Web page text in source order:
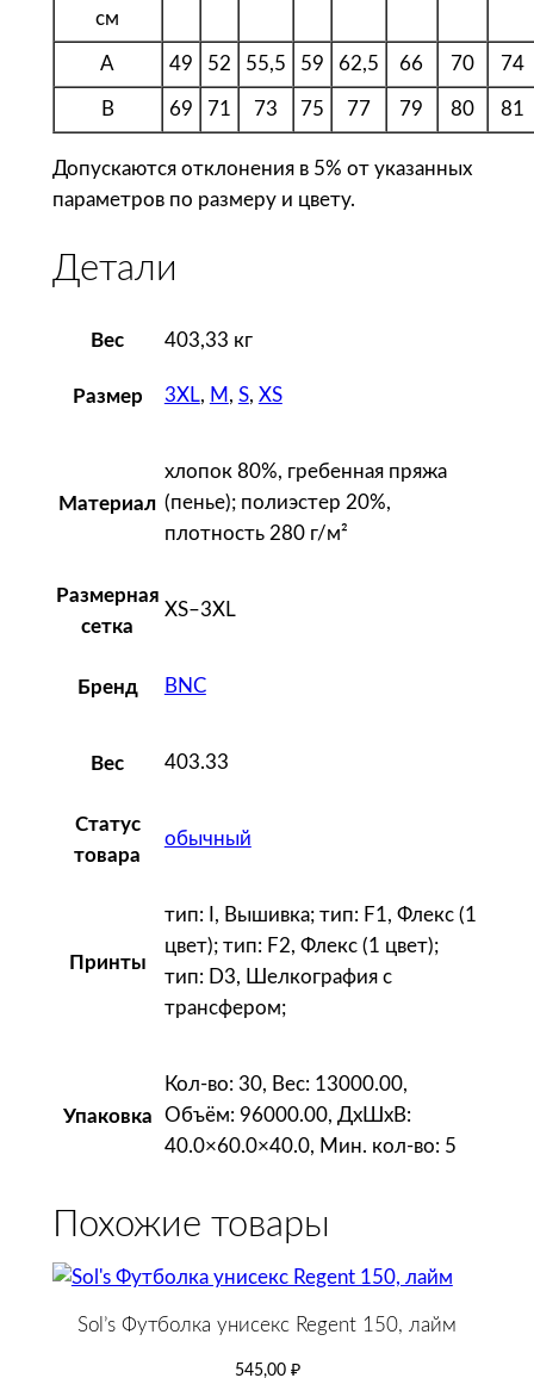
g
и
е
см
A 49 52 55,5 59 62,5 66 70 74
B 69 71 73 75 77 79 80 81
Допускаются отклонения в 5% от указанных
параметров по размеру и цвету.
Детали
Вес 403,33 кг
Размер 3XL, M , S, XS
Материал
хлопок 80%, гребенная пряжа
(пенье); полиэстер 20%,
плотность 280 г/м²
Размерная
сетка
XS–3XL
Бренд BNC
Вес 403.33
Статус
товара
обычный
Принты
тип: I, Вышивка; тип: F1, Флекс (1
цвет); тип: F2, Флекс (1 цвет);
тип: D3, Шелкография с
трансфером;
Упаковка
Кол-во: 30, Вес: 13000.00,
Объём: 96000.00, ДxШxВ:
40.0×60.0×40.0, Мин. кол-во: 5
Похожие товары
Sol’s Футболка унисекс Regent 150, лайм
545,00 ₽